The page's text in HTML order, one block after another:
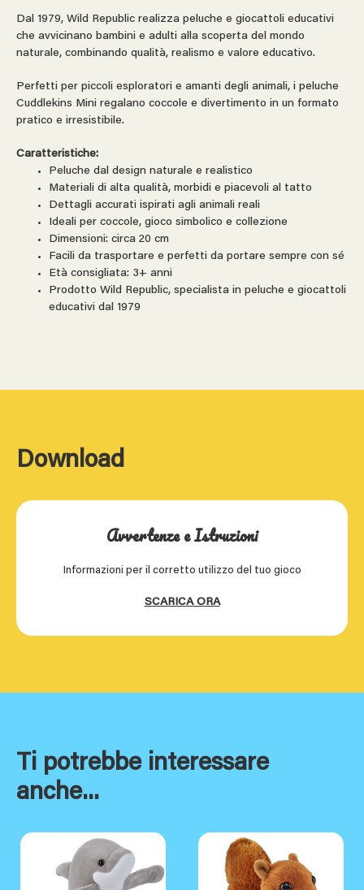
Dal 1979, Wild Republic realizza peluche e giocattoli educativi
che avvicinano bambini e adulti alla scoperta del mondo
naturale, combinando qualità, realismo e valore educativo.
Perfetti per piccoli esploratori e amanti degli animali, i peluche
Cuddlekins Mini regalano coccole e divertimento in un formato
pratico e irresistibile.
Caratteristiche:
Peluche dal design naturale e realistico
Materiali di alta qualità, morbidi e piacevoli al tatto
Dettagli accurati ispirati agli animali reali
Ideali per coccole, gioco simbolico e collezione
Dimensioni: circa 20 cm
Facili da trasportare e perfetti da portare sempre con sé
Età consigliata: 3+ anni
Prodotto Wild Republic, specialista in peluche e giocattoli
educativi dal 1979
Download
Avvertenze e Istruzioni
Informazioni per il corretto utilizzo del tuo gioco
SCARICA ORA
Ti potrebbe interessare
anche...